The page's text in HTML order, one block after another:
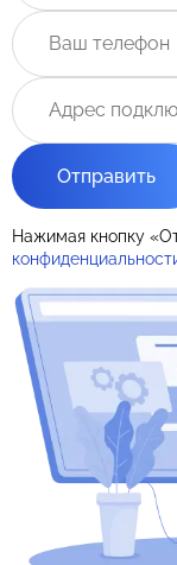
Отправить
Нажимая кнопку